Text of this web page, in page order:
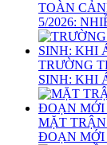
TOÀN
5/2026:
TRƯỜNG
SINH: KHI
MẶT
ĐOẠN MỚI